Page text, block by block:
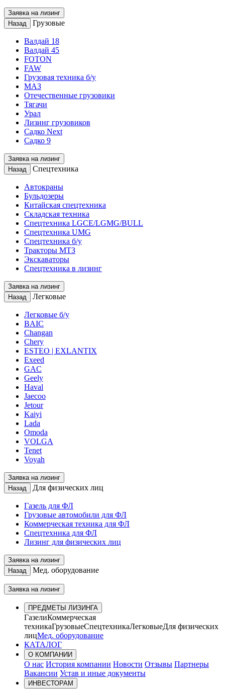
Заявка на лизинг
Назад
Грузовые
Валдай 18
Валдай 45
FOTON
FAW
Грузовая техника б/у
МАЗ
Отечественные грузовики
Тягачи
Урал
Лизинг грузовиков
Садко Next
Садко 9
Заявка на лизинг
Назад
Спецтехника
Автокраны
Бульдозеры
Китайская спецтехника
Складская техника
Спецтехника LGCE/LGMG/BULL
Спецтехника UMG
Спецтехника б/у
Тракторы МТЗ
Экскаваторы
Спецтехника в лизинг
Заявка на лизинг
Назад
Легковые
Легковые б/у
BAIC
Changan
Chery
ESTEO | EXLANTIX
Exeed
GAC
Geely
Haval
Jaecoo
Jetour
Kaiyi
Lada
Omoda
VOLGA
Tenet
Voyah
Заявка на лизинг
Назад
Для физических лиц
Газель для ФЛ
Грузовые автомобили для ФЛ
Коммерческая техника для ФЛ
Спецтехника для ФЛ
Лизинг для физических лиц
Заявка на лизинг
Назад
Мед. оборудование
Заявка на лизинг
ПРЕДМЕТЫ ЛИЗИНГА
ГазелиКоммерческая
техникаГрузовыеСпецтехникаЛегковыеДля физических
лицМед. оборудование
КАТАЛОГ
О КОМПАНИИ
О нас История компании Новости Отзывы Партнеры
Вакансии Устав и иные документы
ИНВЕСТОРАМ